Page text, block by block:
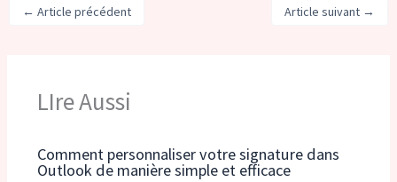
← Article précédent Article suivant →
LIre Aussi
Comment personnaliser votre signature dans
Outlook de manière simple et efficace